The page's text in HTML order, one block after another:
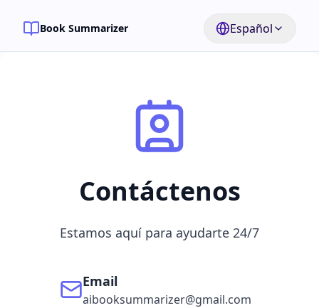
Book Summarizer Español
Contáctenos
Estamos aquí para ayudarte 24/7
Email
aibooksummarizer@gmail.com